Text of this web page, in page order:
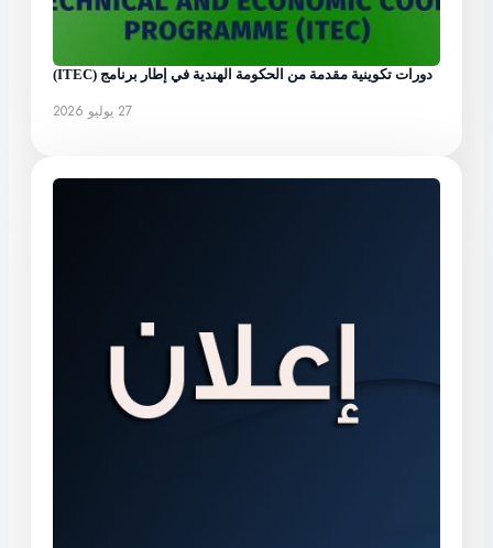
دورات تكوينية مقدمة من الحكومة الهندية في إطار برنامج (ITEC)
27 يوليو 2026